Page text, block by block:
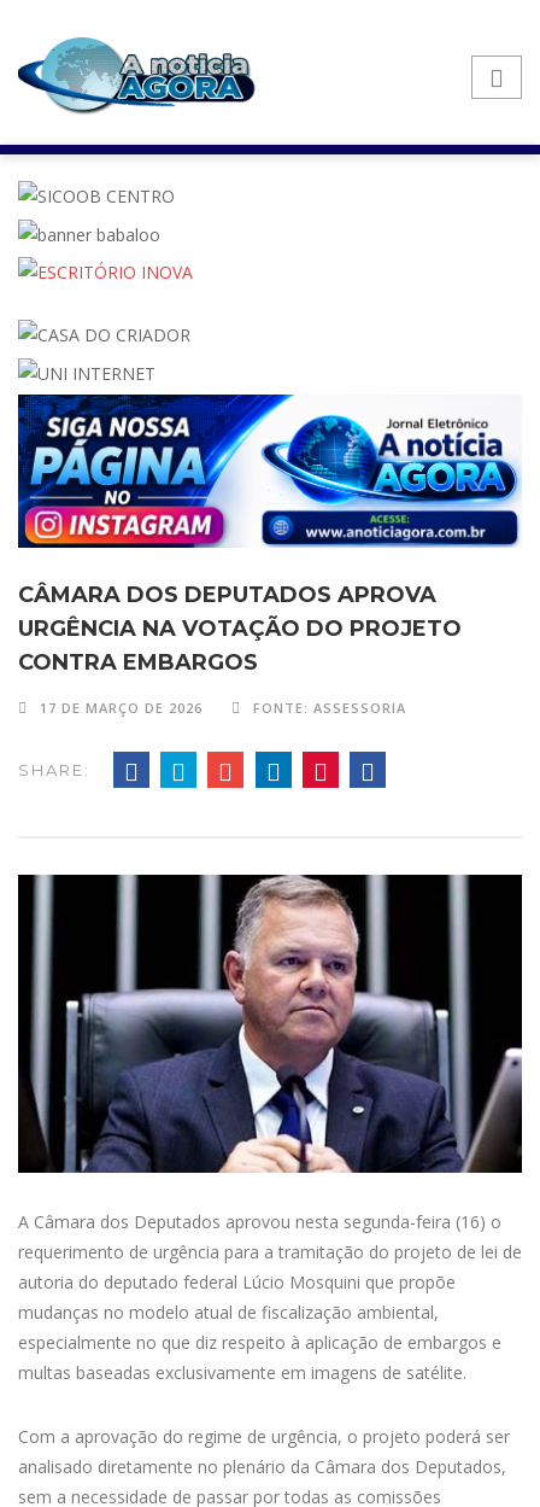
CÂMARA DOS DEPUTADOS APROVA
URGÊNCIA NA VOTAÇÃO DO PROJETO
CONTRA EMBARGOS
17 DE MARÇO DE 2026 FONTE: ASSESSORIA
SHARE:
A Câmara dos Deputados aprovou nesta segunda-feira (16) o
requerimento de urgência para a tramitação do projeto de lei de
autoria do deputado federal Lúcio Mosquini que propõe
mudanças no modelo atual de fiscalização ambiental,
especialmente no que diz respeito à aplicação de embargos e
multas baseadas exclusivamente em imagens de satélite.
Com a aprovação do regime de urgência, o projeto poderá ser
analisado diretamente no plenário da Câmara dos Deputados,
sem a necessidade de passar por todas as comissões